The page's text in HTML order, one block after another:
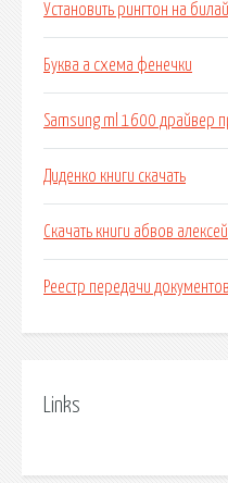
Установить рингтон на
Буква а схема фенечки
Samsung ml 1600 драйвер
Диденко книги скачать
Скачать книги абвов алексей
Реестр передачи
Links